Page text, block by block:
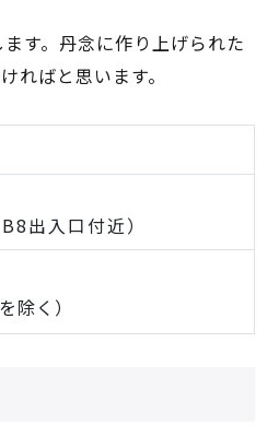
す。丹念に作り上げられた
ればと思います。
出入口付近）
く）